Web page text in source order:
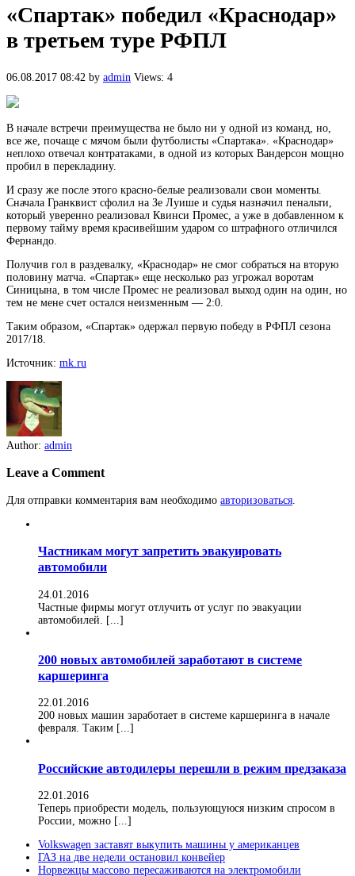
«Спартак» победил «Краснодар»
в третьем туре РФПЛ
06.08.2017 08:42 by admin Views: 4
В начале встречи преимущества не было ни у одной из команд, но,
все же, почаще с мячом были футболисты «Спартака». «Краснодар»
неплохо отвечал контратаками, в одной из которых Вандерсон мощно
пробил в перекладину.
И сразу же после этого красно-белые реализовали свои моменты.
Сначала Гранквист сфолил на Зе Луише и судья назначил пенальти,
который уверенно реализовал Квинси Промес, а уже в добавленном к
первому тайму время красивейшим ударом со штрафного отличился
Фернандо.
Получив гол в раздевалку, «Краснодар» не смог собраться на вторую
половину матча. «Спартак» еще несколько раз угрожал воротам
Синицына, в том числе Промес не реализовал выход один на один, но
тем не мене счет остался неизменным — 2:0.
Таким образом, «Спартак» одержал первую победу в РФПЛ сезона
2017/18.
Источник: mk.ru
Author: admin
Leave a Comment
Для отправки комментария вам необходимо авторизоваться
Частникам могут запретить эвакуировать
автомобили
24.01.2016
Частные фирмы могут отлучить от услуг по эвакуации
автомобилей. [...]
200 новых автомобилей заработают в системе
каршеринга
22.01.2016
200 новых машин заработает в системе каршеринга в начале
февраля. Таким [...]
Российские автодилеры перешли в режим предзаказа
22.01.2016
Теперь приобрести модель, пользующуюся низким спросом в
России, можно [...]
Volkswagen заставят выкупить машины у американцев
ГАЗ на две недели остановил конвейер
Норвежцы массово пересаживаются на электромобили